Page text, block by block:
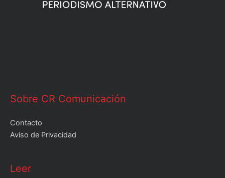
Sobre CR Comunicación
Contacto
Aviso de Privacidad
Leer
Leer